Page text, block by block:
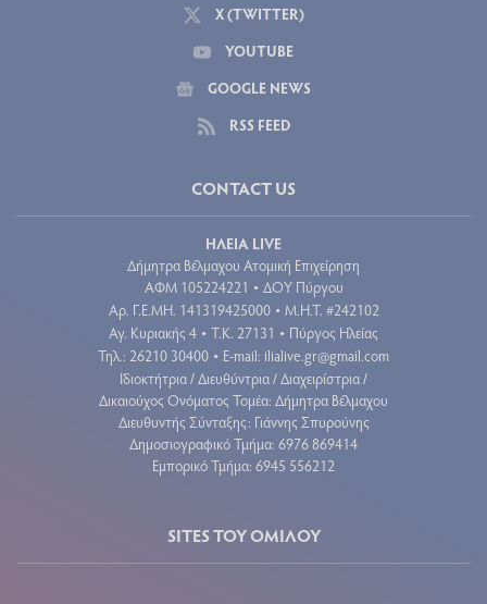
X (TWITTER)
YOUTUBE
GOOGLE NEWS
RSS FEED
CONTACT US
ΗΛΕΙΑ LIVE
Δήμητρα Βέλμαχου Ατομική Επιχείρηση
ΑΦΜ 105224221 • ΔΟΥ Πύργου
Aρ. Γ.Ε.ΜΗ. 141319425000 • Μ.Η.Τ. #242102
Αγ. Κυριακής 4 • Τ.Κ. 27131 • Πύργος Ηλείας
Τηλ.: 26210 30400 • E-mail: ilialive.gr@gmail.com
Ιδιοκτήτρια / Διευθύντρια / Διαχειρίστρια /
Δικαιούχος Ονόματος Τομέα: Δήμητρα Βέλμαχου
Διευθυντής Σύνταξης: Γιάννης Σπυρούνης
Δημοσιογραφικό Τμήμα: 6976 869414
Εμπορικό Τμήμα: 6945 556212
SITES ΤΟΥ ΟΜΙΛΟΥ